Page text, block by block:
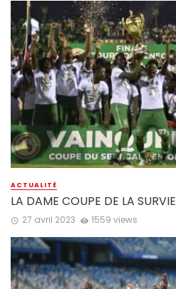
ACTUALITÉ
LA DAME COUPE DE LA SURVIE
27 avril 2023 1559 views